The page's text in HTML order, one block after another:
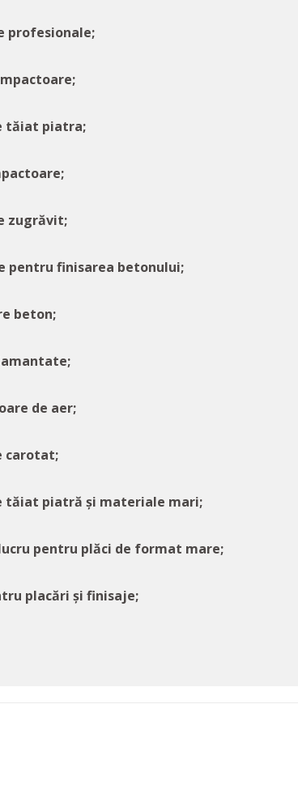
profesionale;
tăiat piatra;
zugrăvit;
pentru finisarea betonului;
beton;
de aer;
carotat;
tăiat piatră și materiale mari;
pentru plăci de format mare;
placări și finisaje;